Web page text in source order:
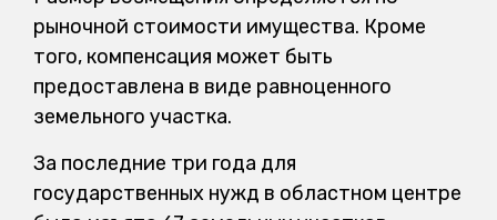
рыночной стоимости имущества. Кроме
того, компенсация может быть
предоставлена в виде равноценного
земельного участка.
За последние три года для
государственных нужд в областном центре